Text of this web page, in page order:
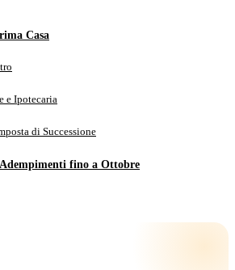
Casa
e Ipotecaria
di Successione
Adempimenti fino a Ottobre